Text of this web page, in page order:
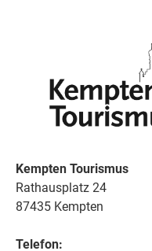
Kempten Tourismus
Rathausplatz 24
87435 Kempten
Telefon: